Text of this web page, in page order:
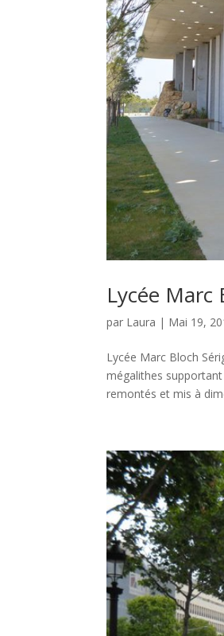
Lycée Marc
par Laura | Mai 19,
Lycée Marc Bloch
mégalithes
remontés et mis à